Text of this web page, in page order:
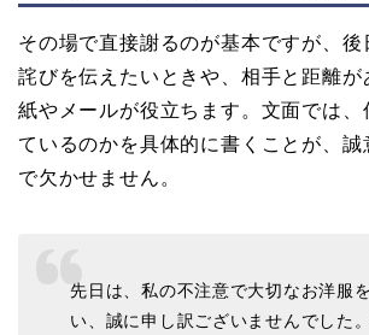
その場で直接謝るのが基本ですが、後
詫びを伝えたいときや、相手と距離が
紙やメールが役立ちます。文面では、
ているのかを具体的に書くことが、誠
で欠かせません。
先日は、私の不注意で大切なお洋服
い、誠に申し訳ございませんでした